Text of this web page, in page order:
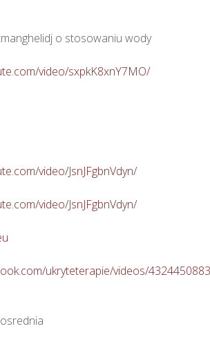
o stosowaniu wody
video/sxpkK8xnY7MO/
video/JsnJFgbnVdyn/
video/JsnJFgbnVdyn/
ukryteterapie/videos/